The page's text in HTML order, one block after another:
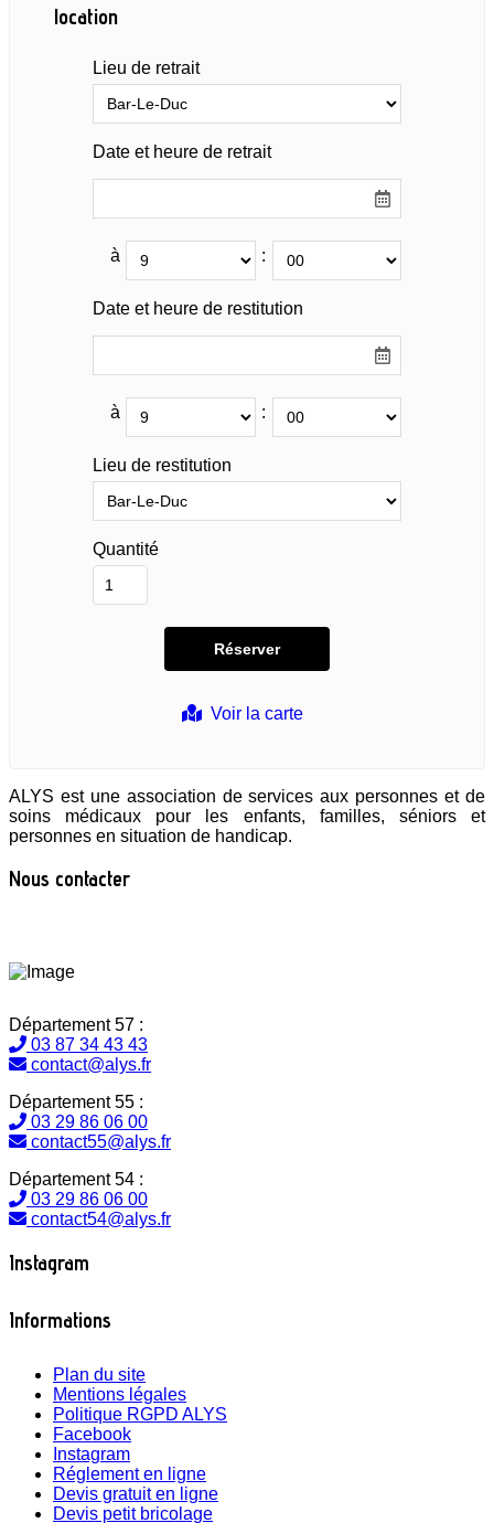
location
Voir la carte
Lieu de retrait
Date et heure de retrait
à :
Date et heure de restitution
à :
Lieu de restitution
Quantité
ALYS est une association de services aux personnes et de
soins médicaux pour les enfants, familles, séniors et
personnes en situation de handicap.
Nous contacter
Département 57 :
03 87 34 43 43
contact@alys.fr
Département 55 :
03 29 86 06 00
contact55@alys.fr
Département 54 :
03 29 86 06 00
contact54@alys.fr
Instagram
Informations
Plan du site
Mentions légales
Politique RGPD ALYS
Facebook
Instagram
Réglement en ligne
Devis gratuit en ligne
Devis petit bricolage